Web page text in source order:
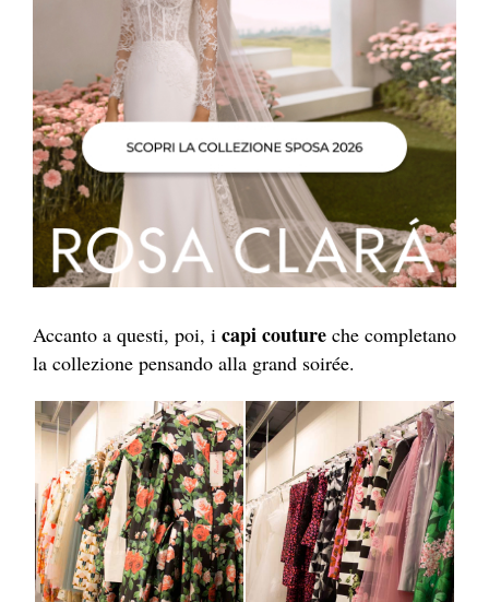
Accanto a questi, poi, i capi couture che completano
la collezione pensando alla grand soirée.